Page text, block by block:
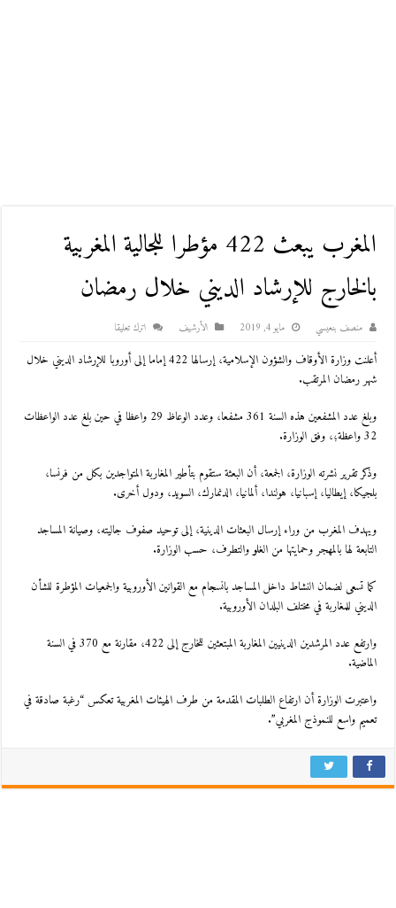
المغرب يبعث 422 مؤطرا للجالية المغربية
بالخارج للإرشاد الديني خلال رمضان
منصف بنعيسي مايو 4, 2019 اﻷرشيف اترك تعليقا
أعلنت وزارة الأوقاف والشؤون الإسلامية، إرسالها 422 إماما إلى أوروبا للإرشاد الديني خلال
شهر رمضان المرتقب.
وبلغ عدد المشفعين هذه السنة 361 مشفعا، وعدد الوعاظ 29 واعظا في حين بلغ عدد الواعظات
32 واعظة؛، وفق الوزارة.
وذكر تقرير نشرته الوزارة، الجمعة، أن البعثة ستقوم بتأطير المغاربة المتواجدين بكل من فرنسا،
بلجيكا، إيطاليا، إسبانيا، هولندا، ألمانيا، الدنمارك، السويد، ودول أخرى.
ويهدف المغرب من وراء إرسال البعثات الدينية، إلى توحيد صفوف جاليته، وصيانة المساجد
التابعة لها بالمهجر وحمايتها من الغلو والتطرف، حسب الوزارة.
كما تسعى لضمان النشاط داخل المساجد بانسجام مع القوانين الأوروبية والجمعيات المؤطرة للشأن
الديني للمغاربة في مختلف البلدان الأوروبية.
وارتفع عدد المرشدين الدينيين المغاربة المبتعثين للخارج إلى 422، مقارنة مع 370 في السنة
الماضية.
واعتبرت الوزارة أن ارتفاع الطلبات المقدمة من طرف الهيئات المغربية تعكس “رغبة صادقة في
تعميم واسع للنموذج المغربي”.